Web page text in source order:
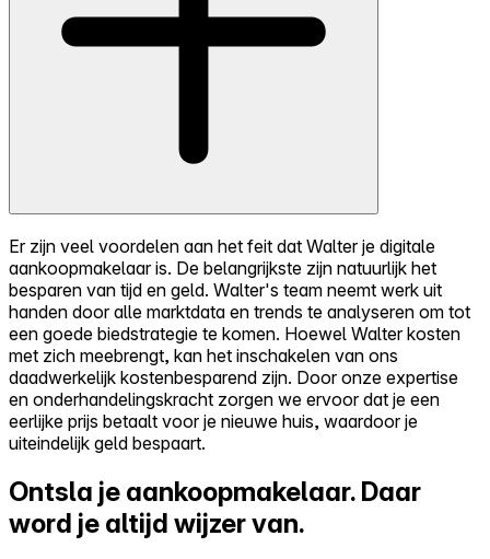
Er zijn veel voordelen aan het feit dat Walter je digitale
aankoopmakelaar is. De belangrijkste zijn natuurlijk het
besparen van tijd en geld. Walter's team neemt werk uit
handen door alle marktdata en trends te analyseren om tot
een goede biedstrategie te komen. Hoewel Walter kosten
met zich meebrengt, kan het inschakelen van ons
daadwerkelijk kostenbesparend zijn. Door onze expertise
en onderhandelingskracht zorgen we ervoor dat je een
eerlijke prijs betaalt voor je nieuwe huis, waardoor je
uiteindelijk geld bespaart.
Ontsla je aankoopmakelaar. Daar
word je altijd wijzer van.